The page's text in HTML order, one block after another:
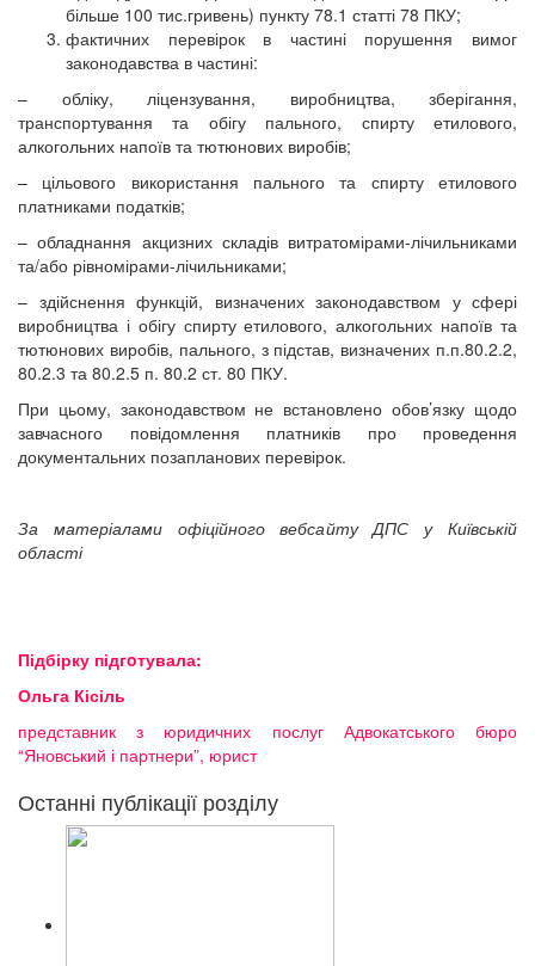
більше 100 тис.гривень) пункту 78.1 статті 78 ПКУ;
фактичних перевірок в частині порушення вимог
законодавства в частині:
– обліку, ліцензування, виробництва, зберігання,
транспортування та обігу пального, спирту етилового,
алкогольних напоїв та тютюнових виробів;
– цільового використання пального та спирту етилового
платниками податків;
– обладнання акцизних складів витратомірами-лічильниками
та/або рівномірами-лічильниками;
– здійснення функцій, визначених законодавством у сфері
виробництва і обігу спирту етилового, алкогольних напоїв та
тютюнових виробів, пального, з підстав, визначених п.п.80.2.2,
80.2.3 та 80.2.5 п. 80.2 ст. 80 ПКУ.
При цьому, законодавством не встановлено обов’язку щодо
завчасного повідомлення платників про проведення
документальних позапланових перевірок.
За матеріалами офіційного вебсайту ДПС у Київській
області
Підбірку підгoтувала:
Ольга Кісіль
представник з юридичних послуг Адвокатського бюро
“Яновський і партнери”, юрист
Останні публікації розділу